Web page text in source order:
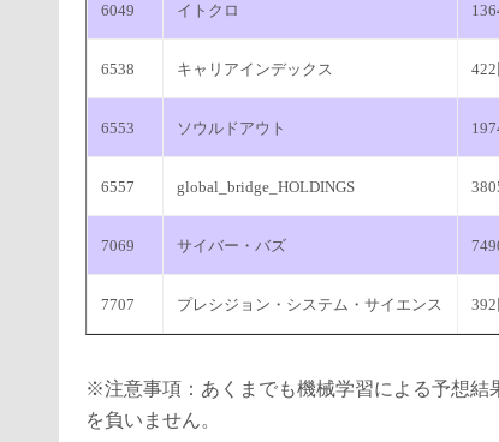
6049 イトクロ
6538 キャリアインデックス 422
6553 ソウルドアウト
6557 global_bridge_HOLDINGS
7069 サイバー・バズ
7707 プレシジョン・システム・サイエンス 392
※注意事項：あくまでも機械学習による予想結
を負いません。